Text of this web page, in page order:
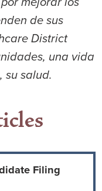
de sus
District
una vida
su salud.
Filing